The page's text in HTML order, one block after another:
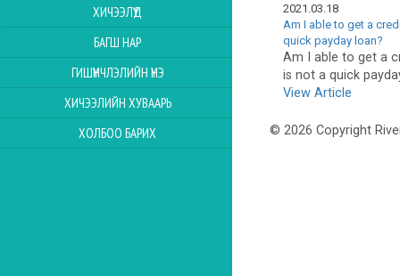
ХИЧЭЭЛҮҮД
БАГШ НАР
ГИШҮҮНЧЛЭЛИЙН ҮНЭ
ХИЧЭЭЛИЙН ХУВААРЬ
ХОЛБОО БАРИХ
2021.03.18
Am I able to get a
quick payday loan?
Am I able to get a
is not a quick
View Article
© 2026 Copyright